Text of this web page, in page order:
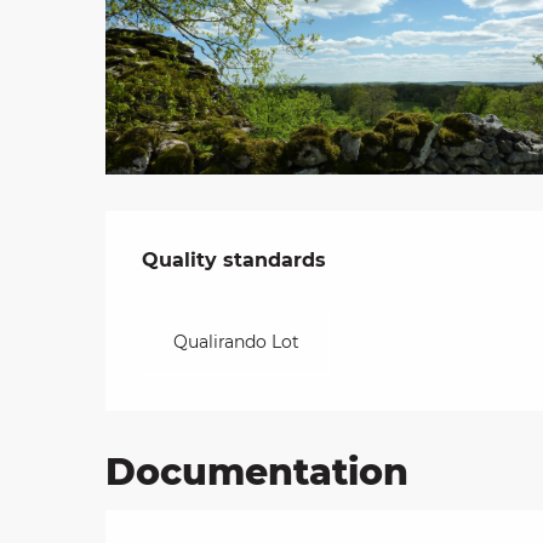
Services offered
Quality standards
Quality standards
Qualirando Lot
Documentation